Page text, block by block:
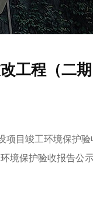
工程（二
项目竣工环境保护
境保护验收报告公示